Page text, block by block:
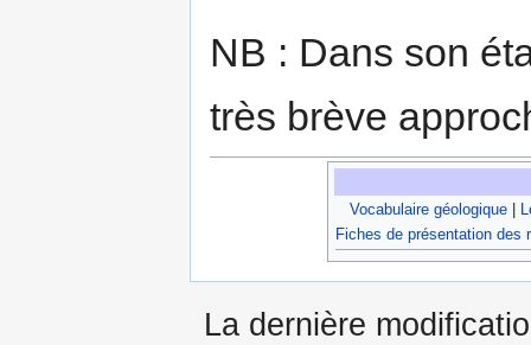
NB : Dans son
très brève
Vocabulaire géologique|
Fiches de présentation des
La dernière